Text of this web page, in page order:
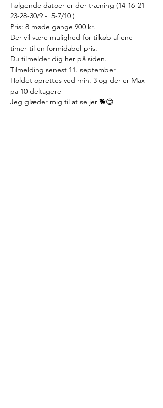
Følgende datoer er der træning (14-16-21-
23-28-30/9 -  5-7/10 )
Pris: 8 møde gange 900 kr.
Der vil være mulighed for tilkøb af ene
timer til en formidabel pris.
Du tilmelder dig her på siden.
Tilmelding senest 11. september
Holdet oprettes ved min. 3 og der er Max
på 10 deltagere
Jeg glæder mig til at se jer 🐕😊